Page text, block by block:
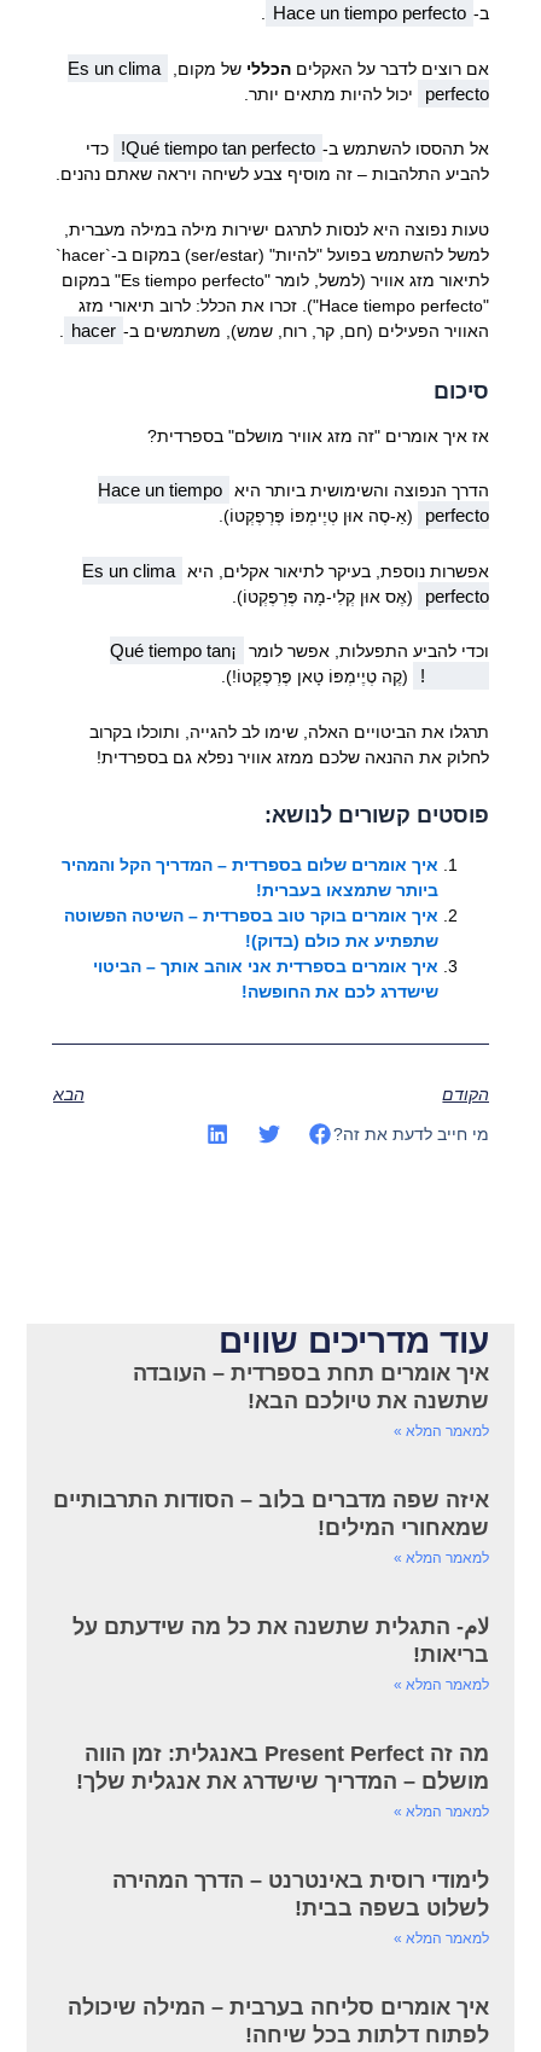
ב- Hace un tiempo perfecto
.
אם רוצים לדבר על האקלים הכללי של מקום,
Es un clima
perfecto
יכול להיות מתאים יותר.
אל תהססו להשתמש ב- Qué tiempo tan perfecto!
כדי
להביע התלהבות – זה מוסיף צבע לשיחה ויראה שאתם נהנים.
טעות נפוצה היא לנסות לתרגם ישירות מילה במילה מעברית,
למשל להשתמש בפועל "להיות" (ser/estar) במקום ב-`hacer`
לתיאור מזג אוויר (למשל, לומר "Es tiempo perfecto" במקום
"Hace tiempo perfecto"). זכרו את הכלל: לרוב תיאורי מזג
האוויר הפעילים (חם, קר, רוח, שמש), משתמשים ב- hacer
סיכום
אז איך אומרים "זה מזג אוויר מושלם" בספרדית?
הדרך הנפוצה והשימושית ביותר היא
Hace un tiempo
perfecto
(אַ-סֶה אוּן טְיֶימְפּוֹ פֶּרְפֶקְטוֹ).
אפשרות נוספת, בעיקר לתיאור אקלים, היא
Es un clima
perfecto
(אֶס אוּן קְלִי-מָה פֶּרְפֶקְטוֹ).
וכדי להביע התפעלות, אפשר לומר
¡Qué tiempo tan
(קֶה טְיֶימְפּוֹ טָאן פֶּרְפֶקְטוֹ!).
תרגלו את הביטויים האלה, שימו לב להגייה, ותוכלו בקרוב
לחלוק את ההנאה שלכם ממזג אוויר נפלא גם בספרדית!
פוסטים קשורים לנושא:
איך אומרים שלום בספרדית – המדריך הקל והמהיר
ביותר שתמצאו בעברית!
איך אומרים בוקר טוב בספרדית – השיטה הפשוטה
שתפתיע את כולם (בדוק)!
איך אומרים בספרדית אני אוהב אותך – הביטוי
שישדרג לכם את החופשה!
הקודם הבא
מי חייב לדעת את זה?
עוד מדריכים שווים
איך אומרים תחת בספרדית – העובדה
שתשנה את טיולכם הבא!
למאמר המלא »
איזה שפה מדברים בלוב – הסודות התרבותיים
שמאחורי המילים!
למאמר המלא »
لام- התגלית שתשנה את כל מה שידעתם על
בריאות!
למאמר המלא »
מה זה Present Perfect באנגלית: זמן הווה
מושלם – המדריך שישדרג את אנגלית שלך!
למאמר המלא »
לימודי רוסית באינטרנט – הדרך המהירה
לשלוט בשפה בבית!
למאמר המלא »
איך אומרים סליחה בערבית – המילה שיכולה
לפתוח דלתות בכל שיחה!